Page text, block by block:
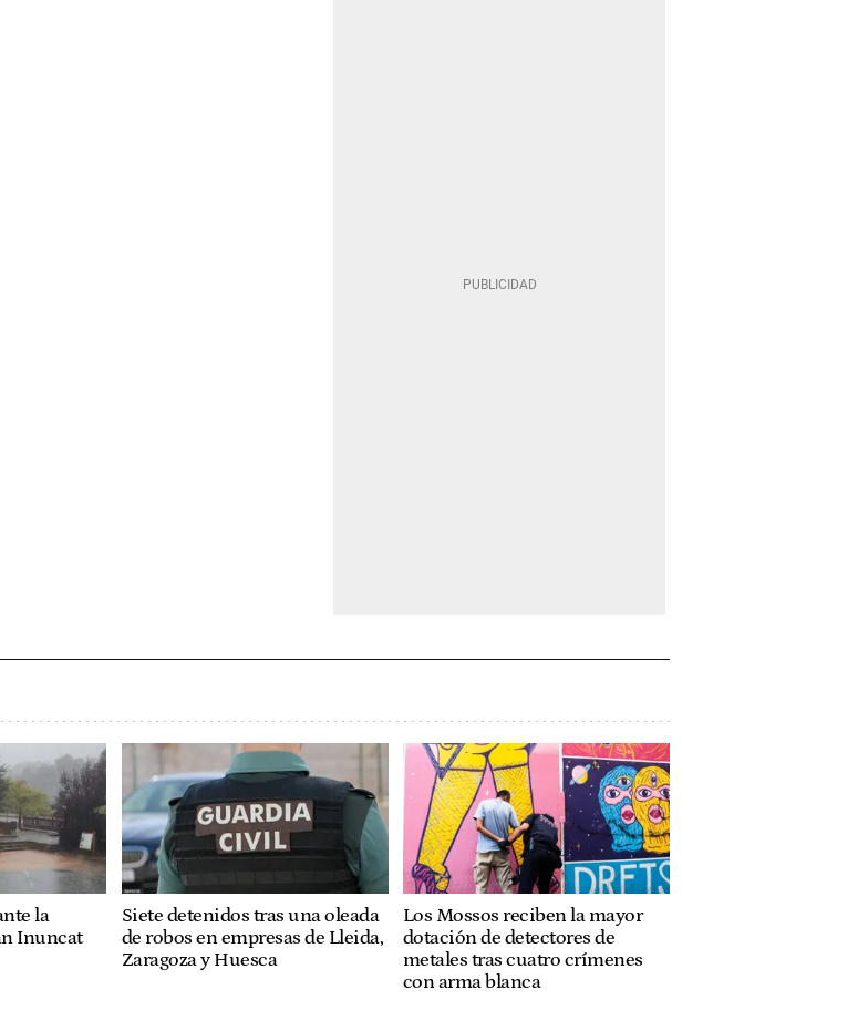
la
Inuncat
Siete detenidos tras una oleada
de robos en empresas de Lleida,
Zaragoza y Huesca
Los Mossos reciben la mayor
dotación de detectores de
metales tras cuatro crímenes
con arma blanca